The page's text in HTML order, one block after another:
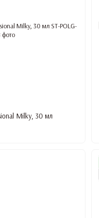
Milky, 30 мл